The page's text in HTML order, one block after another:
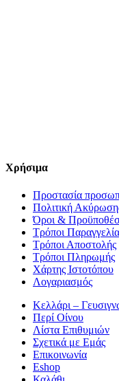
Χρήσιμα
Προστασία
Πολιτική
Όροι &
Τρόποι
Τρόποι Αποστολής
Τρόποι Πληρωμής
Χάρτης Ιστοτόπου
Λογαριασμός
Κελλάρι –
Περί Οίνου
Λίστα Επιθυμιών
Σχετικά με Εμάς
Επικοινωνία
Eshop